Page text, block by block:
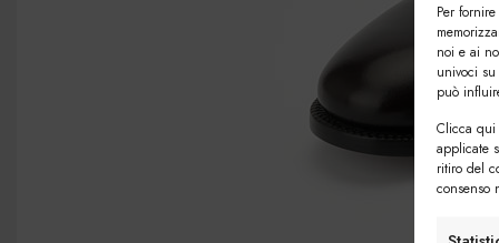
Per
noi e ai
univoci
può
Clicca qui
applicate
ritiro del
consenso